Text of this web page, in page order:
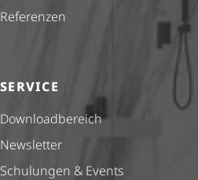
Referenzen
SERVICE
Down­load­be­reich
Newsletter
Schulungen & Events